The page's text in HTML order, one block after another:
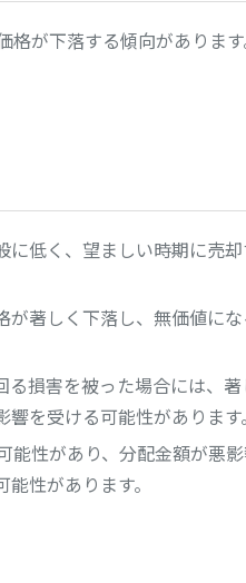
が下落する傾向がありま
低く、望ましい時期に売
著しく下落し、無価値に
損害を被った場合には、
を受ける可能性があります
性があり、分配金額が悪
性があります。